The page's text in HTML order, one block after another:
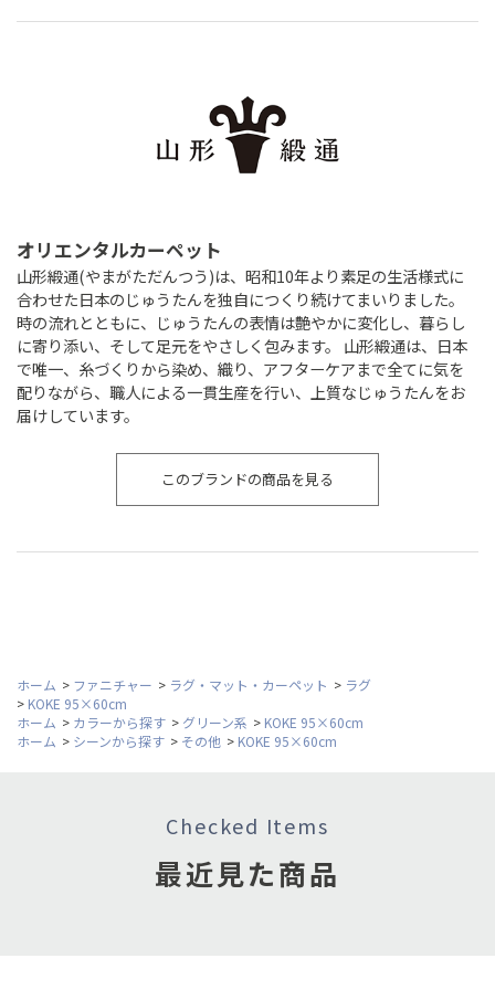
オリエンタルカーペット
山形緞通(やまがただんつう)は、昭和10年より素足の生活様式に
合わせた日本のじゅうたんを独自につくり続けてまいりました。
時の流れとともに、じゅうたんの表情は艶やかに変化し、暮らし
に寄り添い、そして足元をやさしく包みます。 山形緞通は、日本
で唯一、糸づくりから染め、織り、アフターケアまで全てに気を
配りながら、職人による一貫生産を行い、上質なじゅうたんをお
届けしています。
このブランドの商品を見る
ホーム > ファニチャー > ラグ・マット・カーペット > ラグ
> KOKE 95×60cm
ホーム > カラーから探す > グリーン系 > KOKE 95×60cm
ホーム > シーンから探す > その他 > KOKE 95×60cm
Checked Items
最近見た商品